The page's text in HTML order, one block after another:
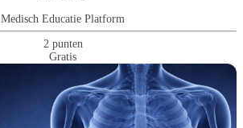
Medisch Educatie Platform
2 punten
Gratis